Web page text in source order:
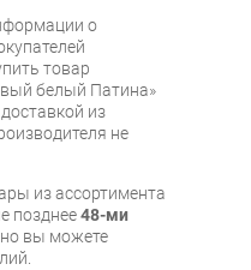
о
товар
белый Патина»
из
не
из ассортимента
позднее48-ми
вы можете